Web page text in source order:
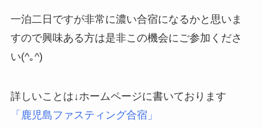
一泊二日ですが非常に濃い合宿になるかと思いま
すので興味ある方は是非この機会にご参加くださ
い(^｡^)
詳しいことは↓ホームページに書いております
「鹿児島ファスティング合宿」